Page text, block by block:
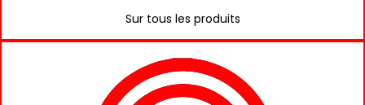
Sur tous les produits